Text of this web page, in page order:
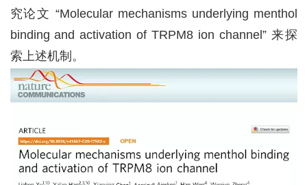
究论文 “Molecular mechanisms underlying menthol
binding and activation of TRPM8 ion channel” 来探
索上述机制。